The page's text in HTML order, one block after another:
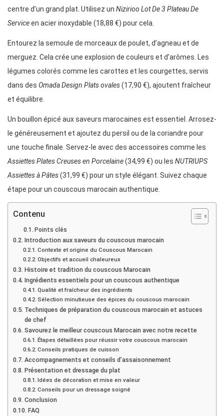
centre d’un grand plat. Utilisez un Nizirioo Lot De 3 Plateau De
Serviceen acier inoxydable (18,88 €) pour cela.
Entourez la semoule de morceaux de poulet, d’agneau et de
merguez. Cela crée une explosion de couleurs et d’arômes. Les
légumes colorés comme les carottes et les courgettes, servis
dans des Omada Design Plats ovales(17,90 €), ajoutent fraîcheur
et équilibre.
Un bouillon épicé aux saveurs marocaines est essentiel. Arrosez-
le généreusement et ajoutez du persil ou de la coriandre pour
une touche finale. Servez-le avec des accessoires comme les
Assiettes Plates Creuses en Porcelaine(34,99 €) ou les NUTRIUPS
Assiettes à Pâtes(31,99 €) pour un style élégant. Suivez chaque
étape pour un couscous marocain authentique.
Contenu
Points clés
Introduction aux saveurs du couscous marocain
Contexte et origine du Couscous Marocain
Objectifs et accueil chaleureux
Histoire et tradition du couscous Marocain
Ingrédients essentiels pour un couscous authentique
Qualité et fraîcheur des ingrédients
Sélection minutieuse des épices du couscous marocain
Techniques de préparation du couscous marocain et astuces
de chef
Savourez le meilleur couscous Marocain avec notre recette
Étapes détaillées pour réussir votre couscous marocain
Conseils pratiques de cuisson
Accompagnements et conseils d’assaisonnement
Présentation et dressage du plat
Idées de décoration et mise en valeur
Conseils pour un dressage soigné
Conclusion
FAQ